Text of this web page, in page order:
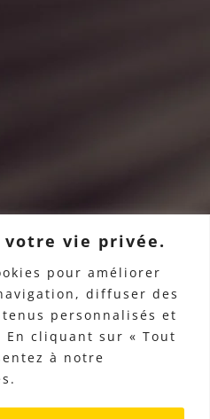
votre vie privée.
pour améliorer
diffuser des
personnalisés et
cliquant sur « Tout
à notre
LE